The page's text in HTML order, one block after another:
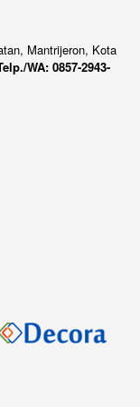
Mantrijeron, Kota
WA: 0857-2943-